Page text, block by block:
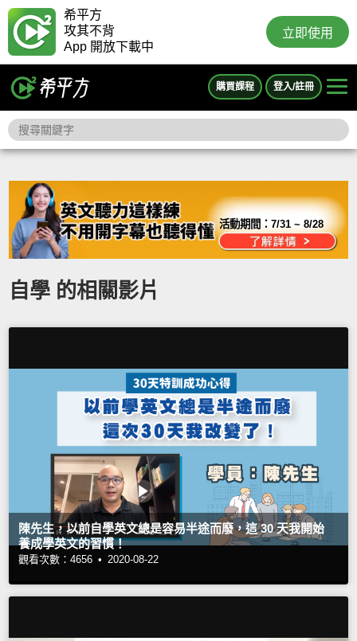
希平方
攻其不背
App 開放下載中
立即使用
購買課程 登入/註冊
活動期間：7/31 ~ 8/28
自學 的相關影片
陳先生，以前自學英文總是容易半途而廢，這 30 天我開始
養成學英文的習慣！
觀看次數：4656 • 2020-08-22